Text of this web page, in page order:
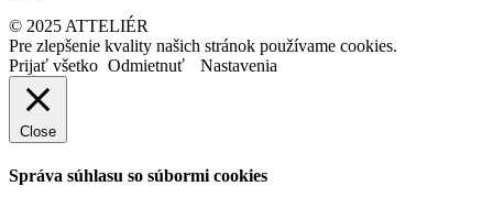
© 2025 ATTELIÉR
Pre zlepšenie kvality našich stránok používame cookies.
Prijať všetko Odmietnuť Nastavenia
Close
Správa súhlasu so súbormi cookies